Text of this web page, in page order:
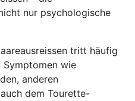
nur psychologische
tritt häufig
Symptomen wie
anderen
dem Tourette-